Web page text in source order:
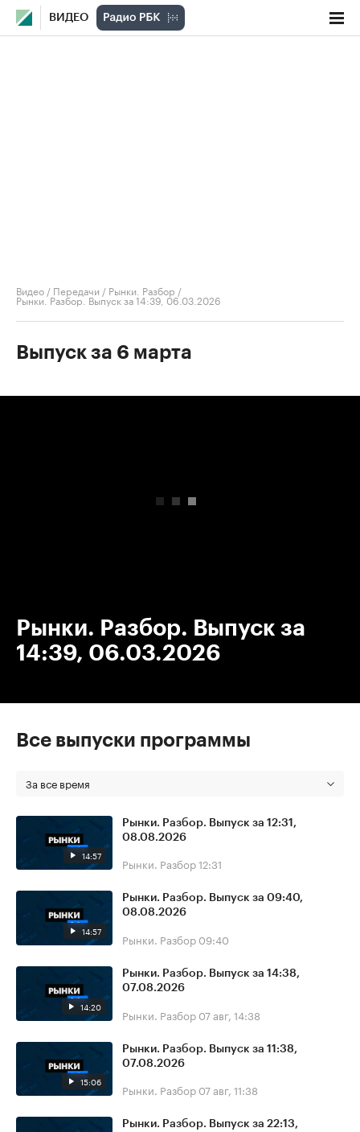
ВИДЕО
Видео / Передачи / Рынки. Разбор /
Рынки. Разбор. Выпуск за 14:39, 06.03.2026
Выпуск за 6 марта
Рынки. Разбор. Выпуск за
14:39, 06.03.2026
Все выпуски программы
За все время
14:57
Рынки. Разбор. Выпуск за 12:31,
08.08.2026
Рынки. Разбор12:31
14:57
Рынки. Разбор. Выпуск за 09:40,
08.08.2026
Рынки. Разбор 09:40
14:20
Рынки. Разбор. Выпуск за 14:38,
07.08.2026
Рынки. Разбор 07 авг, 14:38
15:06
Рынки. Разбор. Выпуск за 11:38,
07.08.2026
Рынки. Разбор 07 авг, 11:38
Рынки. Разбор. Выпуск за 22:13,